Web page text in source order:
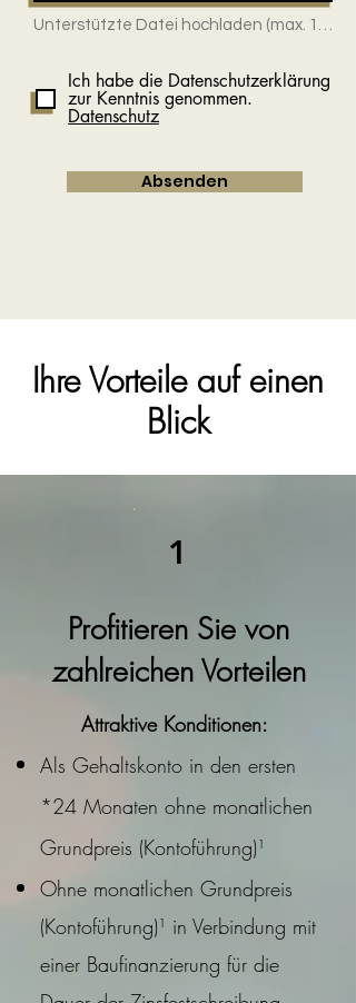
Unterstützte Datei hochladen (max. 15MB)
Ich habe die Datenschutzerklärung
zur Kenntnis genommen.
Datenschutz
Absenden
Ihre Vorteile auf einen
Blick
1
Profitieren Sie von
zahlreichen Vorteilen
Attraktive Konditionen:
Als Gehaltskonto in den ersten
*24 Monaten ohne monatlichen
Grundpreis (Kontoführung)¹
Ohne monatlichen Grundpreis
(Kontoführung)¹ in Verbindung mit
einer Baufinanzierung für die